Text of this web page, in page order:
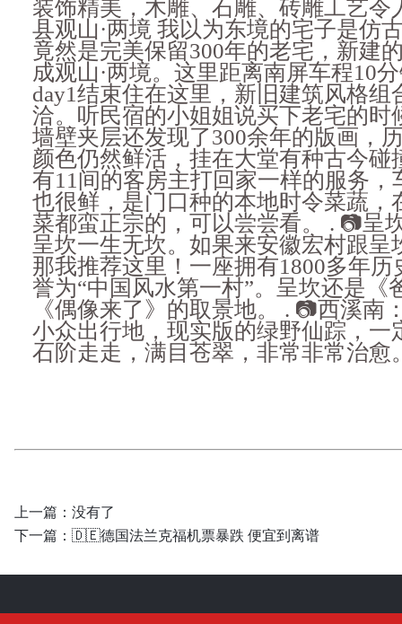
装饰精美，木雕、石雕、砖雕工艺令
县观山·两境 我以为东境的宅子是仿
竟然是完美保留300年的老宅，新建
成观山·两境。这里距离南屏车程10
day1结束住在这里，新旧建筑风格组
洽。听民宿的小姐姐说买下老宅的时
墙壁夹层还发现了300余年的版画，
颜色仍然鲜活，挂在大堂有种古今碰
有11间的客房主打回家一样的服务，
也很鲜，是门口种的本地时令菜蔬，
菜都蛮正宗的，可以尝尝看。 . 📷呈
呈坎一生无坎。如果来安徽宏村跟呈
那我推荐这里！一座拥有1800多年
誉为“中国风水第一村”。呈坎还是《
《偶像来了》的取景地。 . 📷西溪南
小众出行地，现实版的绿野仙踪，一
石阶走走，满目苍翠，非常非常治愈
上一篇：没有了
下一篇： 🇩🇪德国法兰克福机票暴跌 便宜到离谱